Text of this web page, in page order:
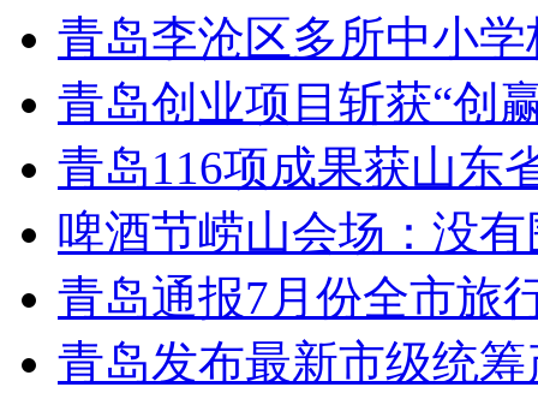
青岛李沧区多所中小
青岛创业项目斩获“创
青岛116项成果获山东
啤酒节崂山会场：没有
青岛通报7月份全市旅
青岛发布最新市级统